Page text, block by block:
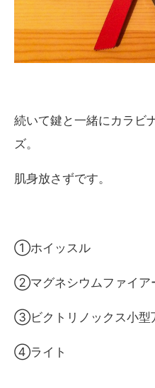
続いて鍵と一緒にカラビ
ズ。
肌身放さずです。
①ホイッスル
②マグネシウムファイア
③ビクトリノックス小型
④ライト